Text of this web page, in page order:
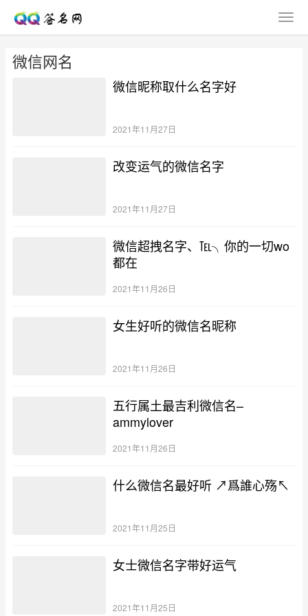
微信网名
微信昵称取什么名字好
2021年11月27日
改变运气的微信名字
2021年11月27日
微信超拽名字、℡╮你的一切wo
都在
2021年11月26日
女生好听的微信名昵称
2021年11月26日
五行属土最吉利微信名–
ammylover
2021年11月26日
什么微信名最好听 ↗爲誰心殇↖
2021年11月25日
女士微信名字带好运气
2021年11月25日